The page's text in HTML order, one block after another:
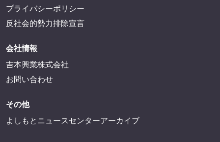
プライバシーポリシー
反社会的勢力排除宣言
会社情報
吉本興業株式会社
お問い合わせ
その他
よしもとニュースセンターアーカイブ